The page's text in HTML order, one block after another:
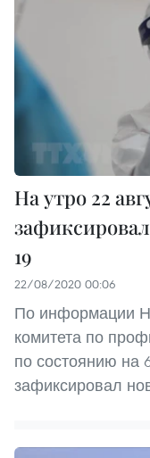
На утро 22
19
22/08/2020 00:06
По информации
комитета по
по состоянию на
зафиксировал